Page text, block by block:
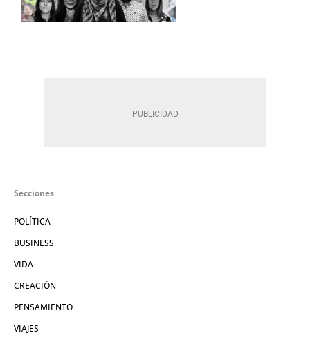
Secciones
POLÍTICA
BUSINESS
VIDA
CREACIÓN
PENSAMIENTO
VIAJES